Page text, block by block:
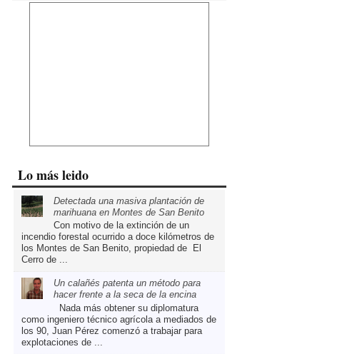
Lo más leido
Detectada una masiva plantación de
marihuana en Montes de San Benito
Con motivo de la extinción de un
incendio forestal ocurrido a doce kilómetros de
los Montes de San Benito, propiedad de El
Cerro de ...
Un calañés patenta un método para
hacer frente a la seca de la encina
Nada más obtener su diplomatura
como ingeniero técnico agrícola a mediados de
los 90, Juan Pérez comenzó a trabajar para
explotaciones de ...